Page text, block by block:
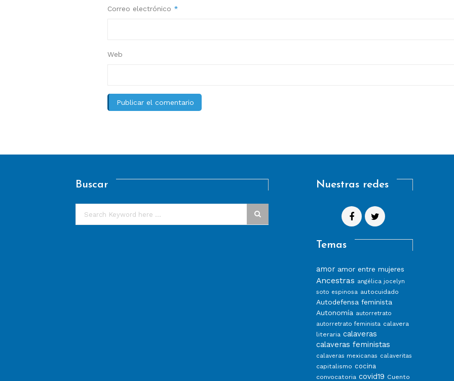
Correo electrónico *
Web
Buscar Nuestras redes
Temas
amor amor entre mujeres
Ancestras angélica jocelyn
soto espinosa autocuidado
Autodefensa feminista
Autonomía autorretrato
autorretrato feminista calavera
literaria calaveras
calaveras feministas
calaveras mexicanas calaveritas
capitalismo cocina
convocatoria covid19 Cuento